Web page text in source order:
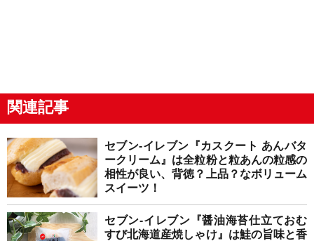
関連記事
セブン-イレブン『カスクート あんバタ
ークリーム』は全粒粉と粒あんの粒感の
相性が良い、背徳？上品？なボリューム
スイーツ！
セブン-イレブン『醤油海苔仕立ておむ
すび北海道産焼しゃけ』は鮭の旨味と香